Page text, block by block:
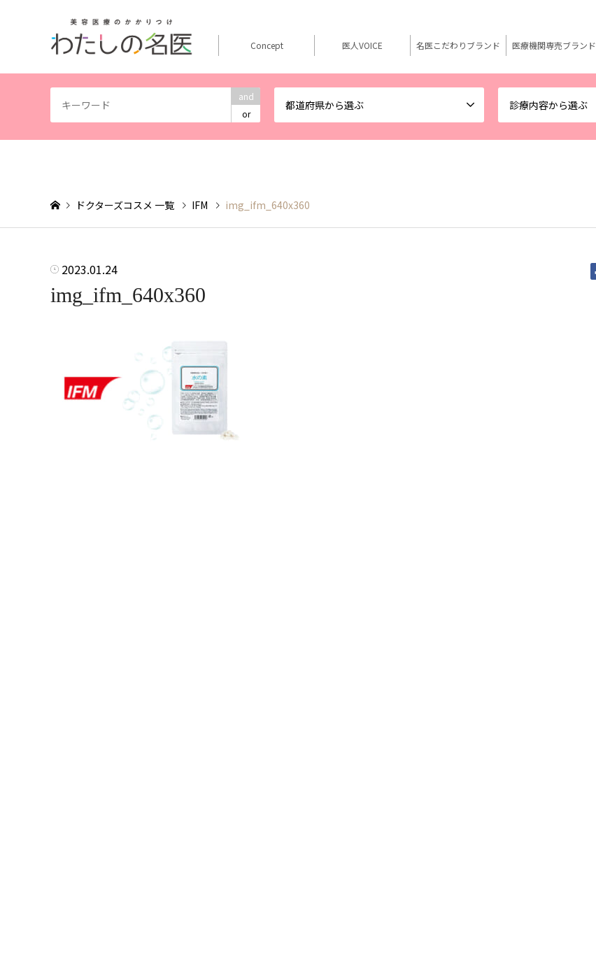
and
or
都道府県から選ぶ 診療内容から選ぶ
Concept 医人VOICE 名医こだわりブランド 医療機関専売ブランド
ドクターズコスメ 一覧 IFM img_ifm_640x360
2023.01.24
img_ifm_640x360